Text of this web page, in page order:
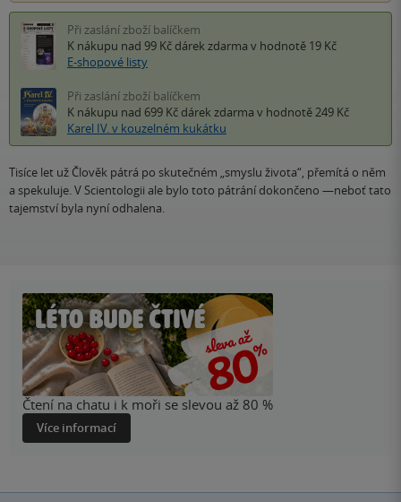
Při zaslání zboží balíčkem
K nákupu nad 99 Kč dárek zdarma v hodnotě 19 Kč
E-shopové listy
Při zaslání zboží balíčkem
K nákupu nad 699 Kč dárek zdarma v hodnotě 249 Kč
Karel IV. v kouzelném kukátku
Tisíce let už Člověk pátrá po skutečném „smyslu života“, přemítá o něm
a spekuluje. V Scientologii ale bylo toto pátrání dokončeno —neboť tato
tajemství byla nyní odhalena.
Čtení na chatu i k moři se slevou až 80 %
Více informací